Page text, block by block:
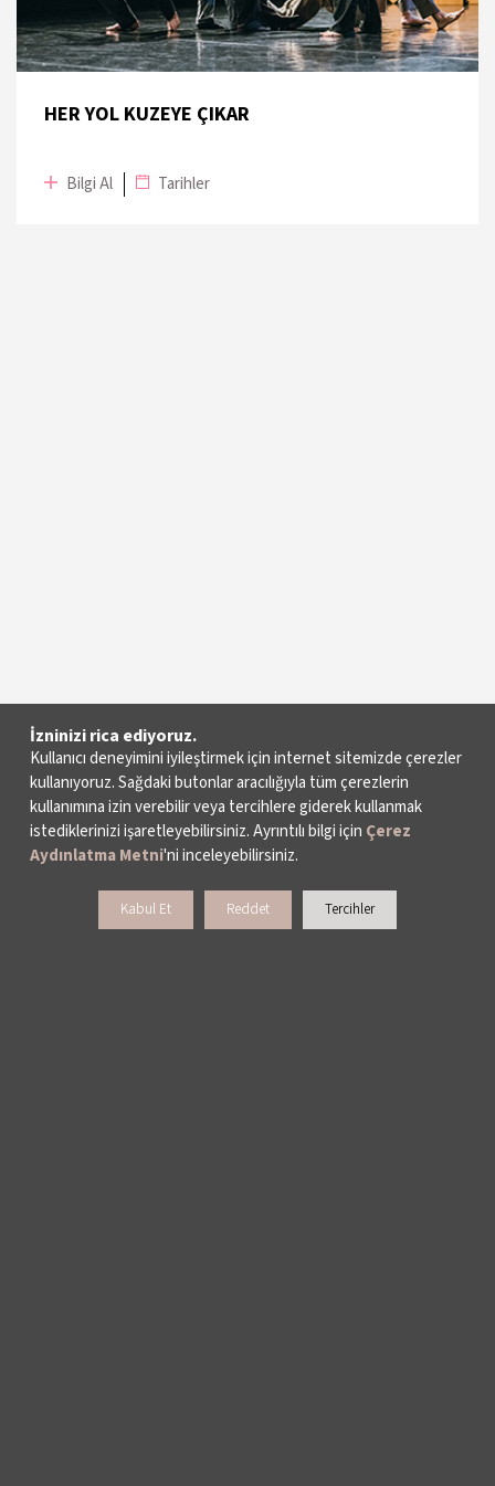
HER YOL KUZEYE ÇIKAR
Bilgi Al Tarihler
İzninizi rica ediyoruz.
Kullanıcı deneyimini iyileştirmek için internet sitemizde çerezler
kullanıyoruz. Sağdaki butonlar aracılığıyla tüm çerezlerin
kullanımına izin verebilir veya tercihlere giderek kullanmak
istediklerinizi işaretleyebilirsiniz. Ayrıntılı bilgi için Çerez
Aydınlatma Metni'ni inceleyebilirsiniz.
Kabul Et Reddet Tercihler